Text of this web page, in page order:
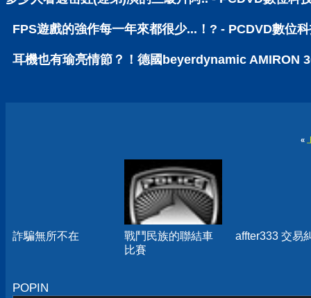
FPS遊戲的強作每一年來都很少...！? - PCDVD數位
耳機也有瑜亮情節？！德國beyerdynamic AMIRON
«
詐騙無所不在
戰鬥民族的聯結車
比賽
affter333 交易
POPIN